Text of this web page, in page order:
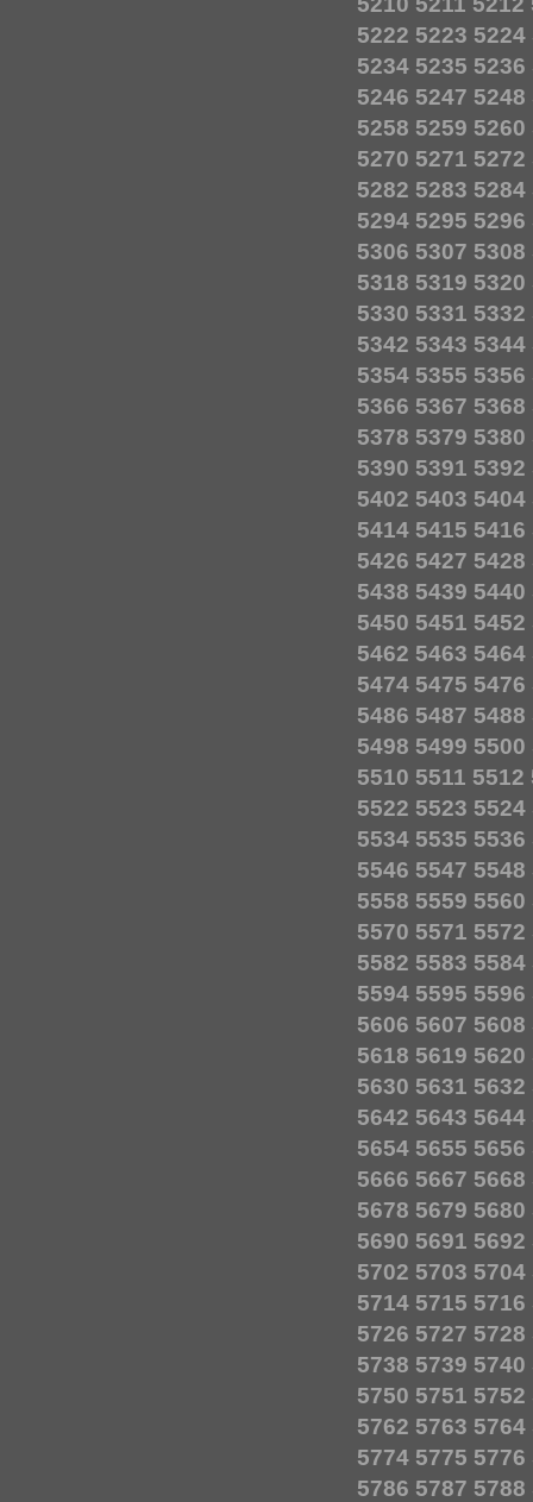
5222 5223 5224
5234 5235 5236
5246 5247 5248
5258 5259 5260
5270 5271 5272
5282 5283 5284
5294 5295 5296
5306 5307 5308
5318 5319 5320
5330 5331 5332
5342 5343 5344
5354 5355 5356
5366 5367 5368
5378 5379 5380
5390 5391 5392
5402 5403 5404
5414 5415 5416
5426 5427 5428
5438 5439 5440
5450 5451 5452
5462 5463 5464
5474 5475 5476
5486 5487 5488
5498 5499 5500
5510 5511 5512
5522 5523 5524
5534 5535 5536
5546 5547 5548
5558 5559 5560
5570 5571 5572
5582 5583 5584
5594 5595 5596
5606 5607 5608
5618 5619 5620
5630 5631 5632
5642 5643 5644
5654 5655 5656
5666 5667 5668
5678 5679 5680
5690 5691 5692
5702 5703 5704
5714 5715 5716
5726 5727 5728
5738 5739 5740
5750 5751 5752
5762 5763 5764
5774 5775 5776
5786 5787 5788